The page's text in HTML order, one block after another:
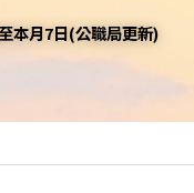
本月7日(公職局更新)